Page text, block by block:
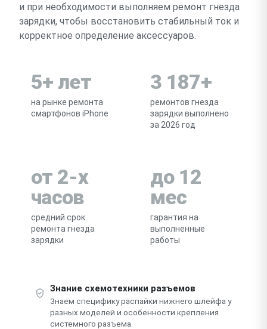
и при необходимости выполняем ремонт гнезда
зарядки, чтобы восстановить стабильный ток и
корректное определение аксессуаров.
5+ лет
на рынке ремонта
смартфонов iPhone
3 187+
ремонтов гнезда
зарядки выполнено
за 2026 год
от 2-х
часов
средний срок
ремонта гнезда
зарядки
до 12
мес
гарантия на
выполненные
работы
Знание схемотехники разъемов
Знаем специфику распайки нижнего шлейфа у
разных моделей и особенности крепления
системного разъема.